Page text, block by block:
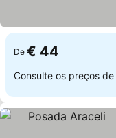
De € 44
Consulte os preços de